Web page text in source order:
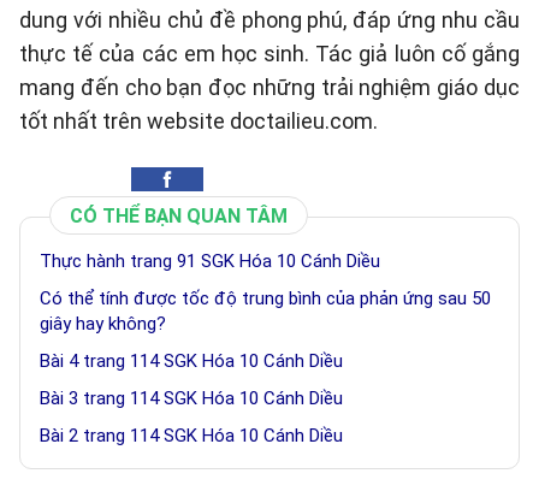
dung với nhiều chủ đề phong phú, đáp ứng nhu cầu
thực tế của các em học sinh. Tác giả luôn cố gắng
mang đến cho bạn đọc những trải nghiệm giáo dục
tốt nhất trên website doctailieu.com.
CÓ THỂ BẠN QUAN TÂM
Thực hành trang 91 SGK Hóa 10 Cánh Diều
Có thể tính được tốc độ trung bình của phản ứng sau 50
giây hay không?
Bài 4 trang 114 SGK Hóa 10 Cánh Diều
Bài 3 trang 114 SGK Hóa 10 Cánh Diều
Bài 2 trang 114 SGK Hóa 10 Cánh Diều